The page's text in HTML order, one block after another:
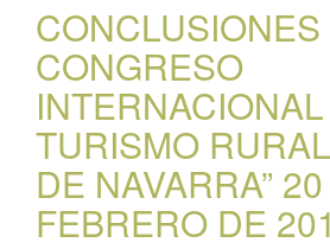
CONGRESO
TURISMO
DE NAVARRA”
FEBRERO DE